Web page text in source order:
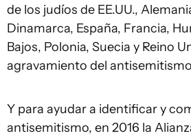
de los judíos de EE.UU.,
Dinamarca, España, Francia,
Bajos, Polonia, Suecia y Reino
agravamiento del
Y para ayudar a identificar y
antisemitismo, en 2016 la